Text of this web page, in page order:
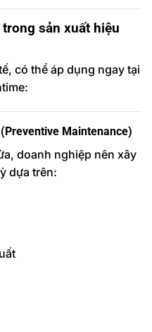
trong sản xuất hiệu
có thể áp dụng ngay tại
Maintenance)
doanh nghiệp nên xây
dựa trên: